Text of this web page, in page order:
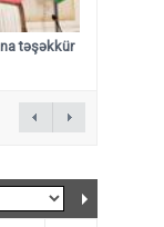
təşəkkür